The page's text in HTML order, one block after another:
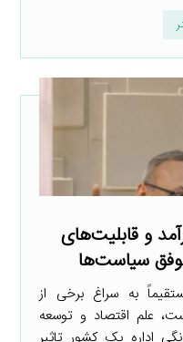
و قابلیت‌های
سیاست‌ها
به سراغ برخی از
علم اقتصاد و توسعه